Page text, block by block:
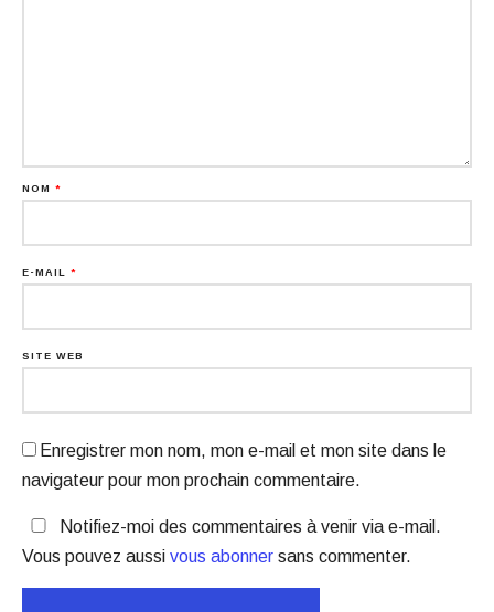
NOM *
E-MAIL *
SITE WEB
Enregistrer mon nom, mon e-mail et mon site dans le
navigateur pour mon prochain commentaire.
Notifiez-moi des commentaires à venir via e-mail.
Vous pouvez aussi vous abonner sans commenter.